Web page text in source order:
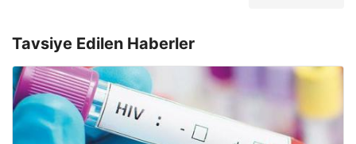
Tavsiye Edilen Haberler